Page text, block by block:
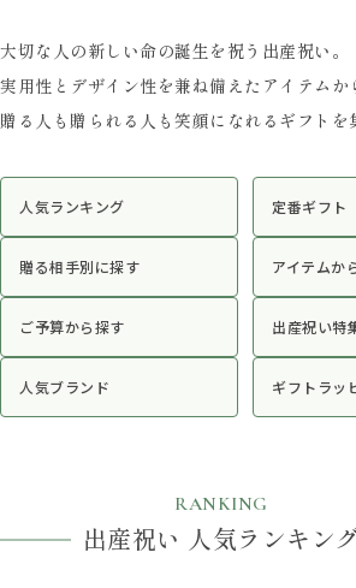
大切な人の新しい命の誕生を祝う出産祝い。
実用性とデザイン性を兼ね備えたアイテムか
贈る人も贈られる人も笑顔になれるギフトを
人気ランキング 定番ギフト
贈る相手別に探す アイテムか
ご予算から探す 出産祝い特
人気ブランド ギフトラッ
RANKING
出産祝い 人気ランキン